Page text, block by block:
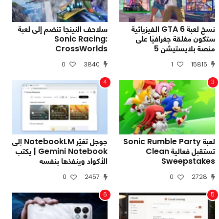
نسخ لعبة GTA 6 الفيزيائية
ستكون مغلقة جغرافيًا على
منصة بلايستيشن 5
15815
1
سلاحف النينجا تنضم إلى لعبة
Sonic Racing:
CrossWorlds
3840
0
3
لعبة Sonic Rumble Party
تستقبل فعالية Clean
Sweepstakes
2728
0
4
جوجل تغيّر NotebookLM إلى
Gemini Notebook | يكتب
الأكواد وينفذها بنفسه
2457
0
5
6